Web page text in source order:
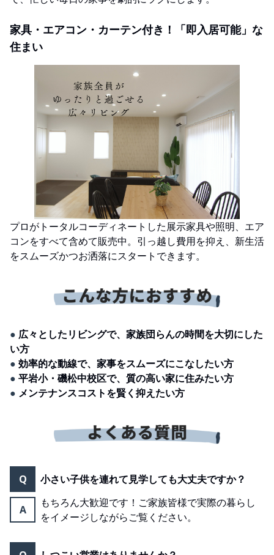
家具・エアコン・カーテン付き！「即入居可能」な
住まい
プロがトータルコーディネートした展示家具や照明、エア
コンをすべて含めて販売中。引っ越し費用を抑え、新生活
をスムーズかつお洒落にスタートできます。
● 広々としたリビングで、家族団らんの時間を大切にした
い方
● 効率的な動線で、家事をスムーズにこなしたい方
● 平岩小・磯松中校区で、質の高い家に住みたい方
● メンテナンスコストを賢く抑えたい方
Q 小さい子供を連れて見学しても大丈夫ですか？
A
もちろん大歓迎です！ご家族皆様で実際の暮らし
をイメージしながらご覧ください。